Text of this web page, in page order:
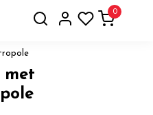
0
met